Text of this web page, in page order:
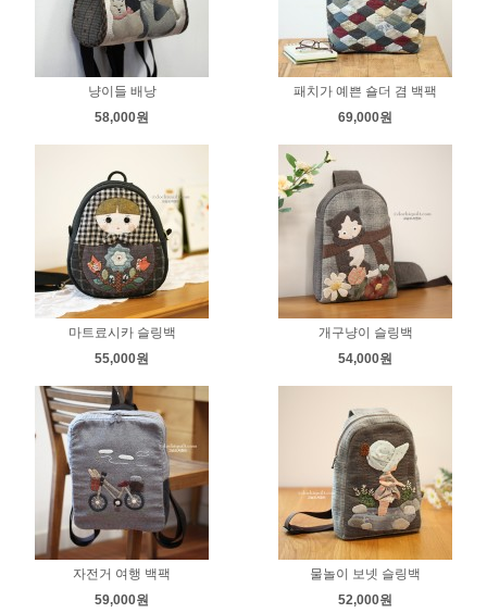
냥이들 배낭
58,000원
패치가 예쁜 숄더 겸 백팩
69,000원
마트료시카 슬링백
55,000원
개구냥이 슬링백
54,000원
자전거 여행 백팩
59,000원
물놀이 보넷 슬링백
52,000원